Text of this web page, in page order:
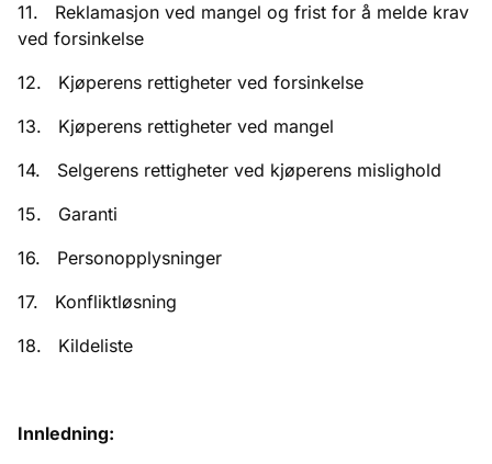
11. Reklamasjon ved mangel og frist for å melde krav
ved forsinkelse
12. Kjøperens rettigheter ved forsinkelse
13. Kjøperens rettigheter ved mangel
14. Selgerens rettigheter ved kjøperens mislighold
15. Garanti
16. Personopplysninger
17. Konfliktløsning
18. Kildeliste
Innledning: